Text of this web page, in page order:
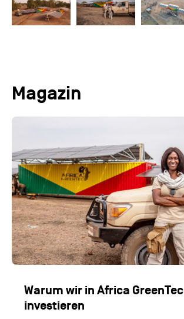
Magazin
Warum wir in Africa GreenTec
investieren